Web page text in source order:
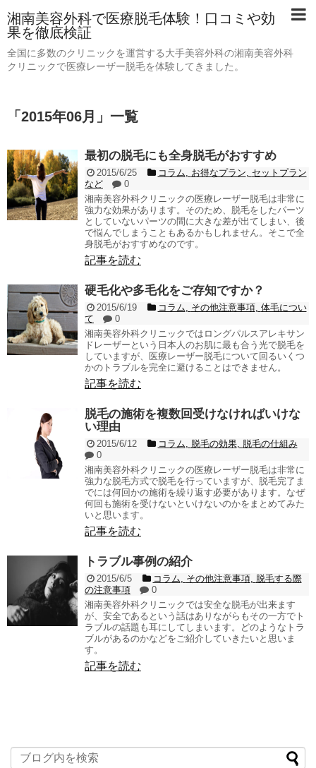
湘南美容外科で医療脱毛体験！口コミや効
果を徹底検証
全国に多数のクリニックを運営する大手美容外科の湘南美容外科
クリニックで医療レーザー脱毛を体験してきました。
「 2015年06月 」 一覧
最初の脱毛にも全身脱毛がおすすめ
2015/6/25 コラム お得なプラン
セットプラン
など
0
湘南美容外科クリニックの医療レーザー脱毛は非常に
強力な効果があります。そのため、脱毛をしたパーツ
としていないパーツの間に大きな差が出てしまい、後
で悩んでしまうこともあるかもしれません。そこで全
身脱毛がおすすめなのです。
記事を読む
硬毛化や多毛化をご存知ですか？
2015/6/19 コラム その他注意事項, 体毛につい
て
0
湘南美容外科クリニックではロングパルスアレキサン
ドレーザーという日本人のお肌に最も合う光で脱毛を
していますが、医療レーザー脱毛について回るいくつ
かのトラブルを完全に避けることはできません。
記事を読む
脱毛の施術を複数回受けなければいけな
い理由
2015/6/12 コラム 脱毛の効果,
脱毛の仕組み
0
湘南美容外科クリニックの医療レーザー脱毛は非常に
強力な脱毛方式で脱毛を行っていますが、脱毛完了ま
でには何回かの施術を繰り返す必要があります。なぜ
何回も施術を受けないといけないのかをまとめてみた
いと思います。
記事を読む
トラブル事例の紹介
2015/6/5 コラム その他注意事項,
脱毛する際
の注意事項
0
湘南美容外科クリニックでは安全な脱毛が出来ます
が、安全であるという話はありながらもその一方でト
ラブルの話題も耳にしてしまいます。どのようなトラ
ブルがあるのかなどをご紹介していきたいと思いま
す。
記事を読む